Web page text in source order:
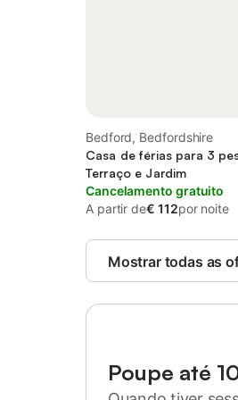
Bedford, Bedfordshire
Casa de férias para 3
Terraço e Jardim
Cancelamento gratuito
A partir de€ 112por noite
Mostrar todas as
Poupe até